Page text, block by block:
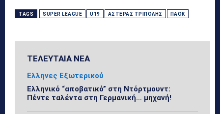
TAGS SUPER LEAGUE U19 ΑΣΤΈΡΑΣ ΤΡΊΠΟΛΗΣ ΠΑΟΚ
ΤΕΛΕΥΤΑΙΑ ΝΕΑ
Ελληνες Εξωτερικού
Ελληνικό “αποβατικό” στη Ντόρτμουντ:
Πέντε ταλέντα στη Γερμανική… μηχανή!